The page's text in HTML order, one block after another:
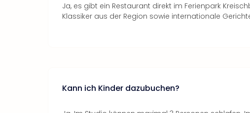
Ja, es gibt ein Restaurant direkt im Ferienpark
Klassiker aus der Region sowie internationale
Kann ich Kinder dazubuchen?